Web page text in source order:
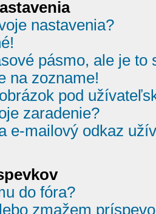
nastavenia?
pásmo, ale je to
na zozname!
pod
zaradenie?
e-mailový odkaz
do fóra?
zmažem